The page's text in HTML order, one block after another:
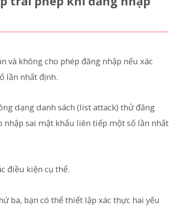
và không cho phép đăng nhập nếu xác
lần nhất định.
dạng danh sách (list attack) thử đăng
nhập sai mật khẩu liên tiếp một số lần nhất
điều kiện cụ thể.
ba, bạn có thể thiết lập xác thực hai yếu